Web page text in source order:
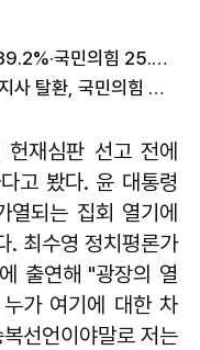
李대통령 지지율 43.8%...민주당 39.2%·국민의힘 25.3%
충남도 민심 '분할 선택'…민주당 도지사 탈환, 국민의힘 기초단체장 10곳 수성 민주당 5곳
재심판 선고 전에
고 봤다. 윤 대통령
되는 집회 열기에
. 최수영 정치평론가
출연해 "광장의 열
가 여기에 대한 차
선언이야말로 저는